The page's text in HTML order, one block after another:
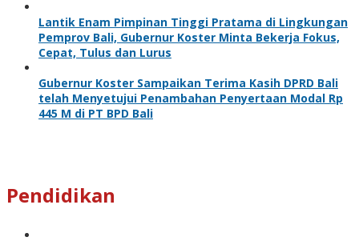
Lantik Enam Pimpinan Tinggi Pratama di Lingkungan
Pemprov Bali, Gubernur Koster Minta Bekerja Fokus,
Cepat, Tulus dan Lurus
Gubernur Koster Sampaikan Terima Kasih DPRD Bali
telah Menyetujui Penambahan Penyertaan Modal Rp
445 M di PT BPD Bali
Pendidikan